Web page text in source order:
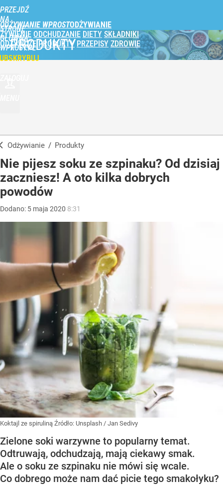
PRZEJDŹ
NA
STRONĘ
GŁÓWNĄ
WPROST.PL
ODŻYWIANIE WPROST
ŻYWIENIE ODCHUDZANIE DIETY SKŁADNIKI
ODŻYWCZE PRODUKTY PRZEPISY ZDROWIE
PRODUKTY
Odżywianie / Produkty
Nie pijesz soku ze szpinaku? Od dzisiaj
zaczniesz! A oto kilka dobrych
powodów
Dodano: 5 maja 2020 8:31
Koktajl ze spiruliną Źródło: Unsplash / Jan Sedivy
Zielone soki warzywne to popularny temat.
Odtruwają, odchudzają, mają ciekawy smak.
Ale o soku ze szpinaku nie mówi się wcale.
Co dobrego może nam dać picie tego smakołyku?